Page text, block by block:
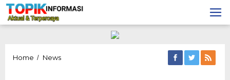
Lewati
konten
Home / NewsKorban